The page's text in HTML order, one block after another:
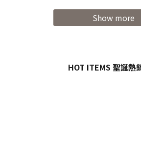
Show more
HOT ITEMS 聖誕熱